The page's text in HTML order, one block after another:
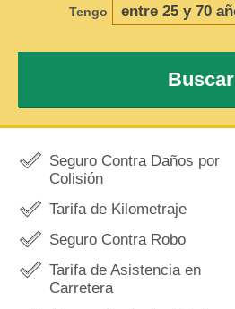
Tengo
Buscar
Seguro Contra Daños por
Colisión
Tarifa de Kilometraje
Seguro Contra Robo
Tarifa de Asistencia en
Carretera